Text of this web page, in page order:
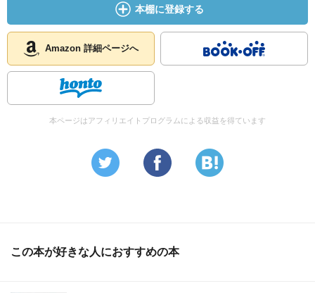
本棚に登録する
Amazon 詳細ページへ
本ページはアフィリエイトプログラムによる収益を得ています
この本が好きな人におすすめの本